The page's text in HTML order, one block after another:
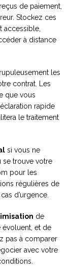
de paiement,
Stockez ces
accessible,
à distance
les
contrat. Les
que vous
rapide
le traitement
si vous ne
se trouve votre
pour les
régulières de
d’urgence.
de
évoluent, et de
pas à comparer
avec votre